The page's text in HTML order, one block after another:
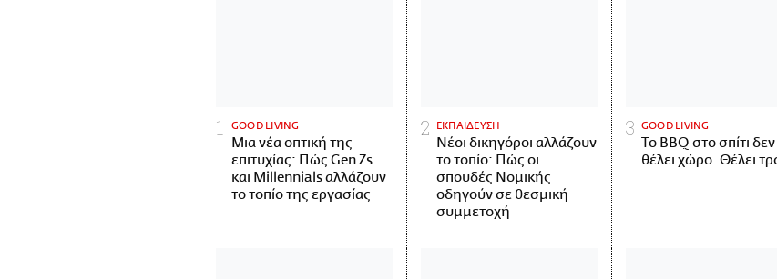
GOOD LIVING
Μια νέα οπτική της
επιτυχίας: Πώς Gen Zs
και Millennials αλλάζουν
το τοπίο της εργασίας
ΕΚΠΑΙΔΕΥΣΗ
Νέοι δικηγόροι αλλάζουν
το τοπίο: Πώς οι
σπουδές Νομικής
οδηγούν σε θεσμική
συμμετοχή
GOOD LIVING
Το BBQ στο σπίτι δεν
θέλει χώρο. Θέλει